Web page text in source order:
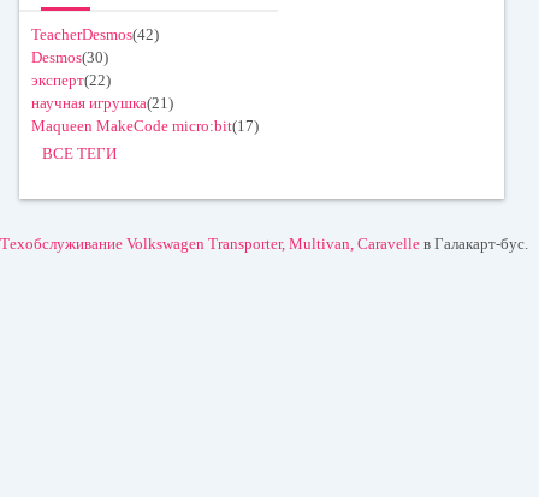
TeacherDesmos(42)
Desmos(30)
эксперт(22)
научная игрушка(21)
Maqueen MakeCode micro:bit(17)
ВСЕ ТЕГИ
Техобслуживание Volkswagen Transporter, Multivan, Caravelle в Галакарт-бус.